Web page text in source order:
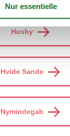
Husby
Hvide Sande
Nymindegab